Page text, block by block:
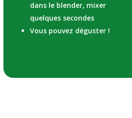
dans le blender, mixer
quelques secondes
Vous pouvez déguster !